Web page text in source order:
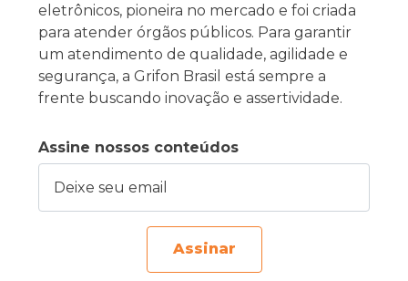
eletrônicos, pioneira no mercado e foi criada
para atender órgãos públicos. Para garantir
um atendimento de qualidade, agilidade e
segurança, a Grifon Brasil está sempre a
frente buscando inovação e assertividade.
Assine nossos conteúdos
Assinar